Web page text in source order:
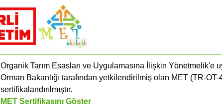
Organik Tarım Esasları ve Uygulamasına İlişkin Yönetmelik'e
Orman Bakanlığı tarafından yetkilendirilmiş olan MET (TR-
sertifikalandırılmıştır.
MET Sertifikasını Göster